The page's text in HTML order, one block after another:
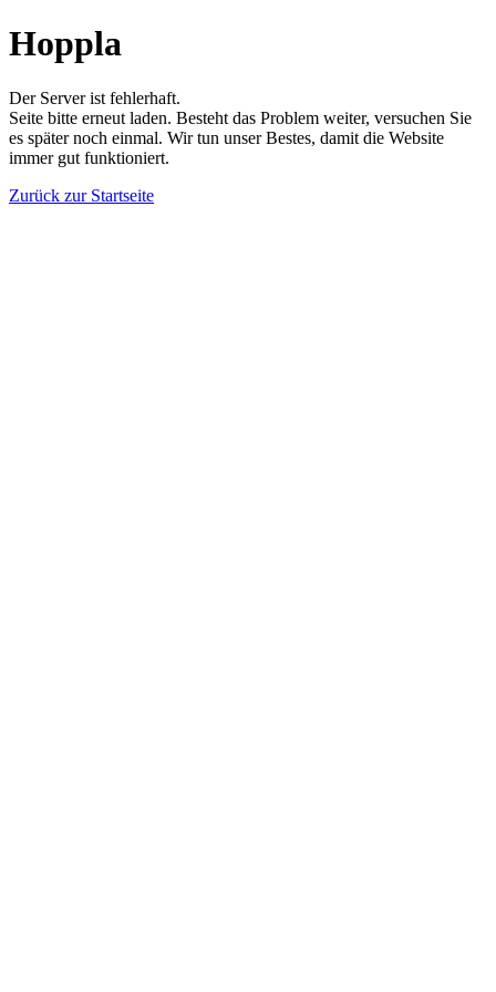
Hoppla
Der Server ist fehlerhaft.
Seite bitte erneut laden. Besteht das Problem weiter, versuchen Sie
es später noch einmal. Wir tun unser Bestes, damit die Website
immer gut funktioniert.
Zurück zur Startseite